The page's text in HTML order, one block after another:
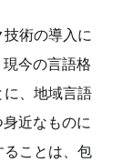
術の導入に
今の言語格
、地域言語
近なものに
ることは、包